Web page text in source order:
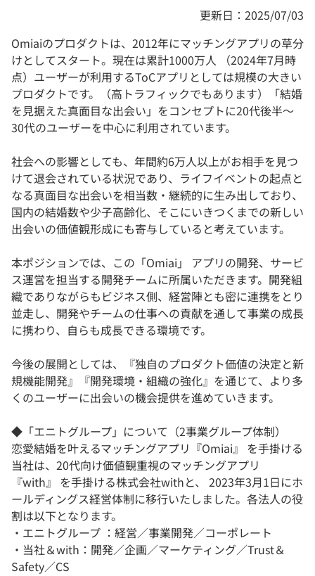
更新日：2025/07/03
Omiaiのプロダクトは、2012年にマッチングアプリの草分
けとしてスタート。現在は累計1000万人 （2024年7月時
点）ユーザーが利用するToCアプリとしては規模の大きい
プロダクトです。（高トラフィックでもあります）「結婚
を見据えた真面目な出会い」をコンセプトに20代後半～
30代のユーザーを中心に利用されています。
社会への影響としても、年間約6万人以上がお相手を見つ
けて退会されている状況であり、ライフイベントの起点と
なる真面目な出会いを相当数・継続的に生み出しており、
国内の結婚数や少子高齢化、そこにいきつくまでの新しい
出会いの価値観形成にも寄与していると考えています。
本ポジションでは、この「Omiai」 アプリの開発、サービ
ス運営を担当する開発チームに所属いただきます。開発組
織でありながらもビジネス側、経営陣とも密に連携をとり
並走し、開発やチームの仕事への貢献を通して事業の成長
に携わり、自らも成長できる環境です。
今後の展開としては、『独自のプロダクト価値の決定と新
規機能開発』『開発環境・組織の強化』を通じて、より多
くのユーザーに出会いの機会提供を進めていきます。
◆「エニトグループ」について（2事業グループ体制）
恋愛結婚を叶えるマッチングアプリ『Omiai』 を手掛ける
当社は、20代向け価値観重視のマッチングアプリ
『with』 を手掛ける株式会社withと、 2023年3月1日にホ
ールディングス経営体制に移行いたしました。各法人の役
割は以下となります。
・エニトグループ ：経営／事業開発／コーポレート
・当社＆with：開発／企画／マーケティング／Trust＆
Safety／CS